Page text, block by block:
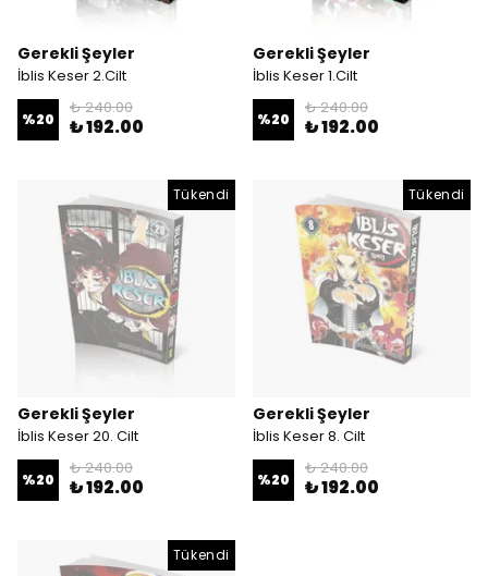
Gerekli Şeyler
İblis Keser 2.Cilt
%20
₺ 240.00
₺ 192.00
Gerekli Şeyler
İblis Keser 1.Cilt
%20
₺ 240.00
₺ 192.00
Tükendi
Gerekli Şeyler
İblis Keser 20. Cilt
%20
₺ 240.00
₺ 192.00
Tükendi
Gerekli Şeyler
İblis Keser 8. Cilt
%20
₺ 240.00
₺ 192.00
Tükendi